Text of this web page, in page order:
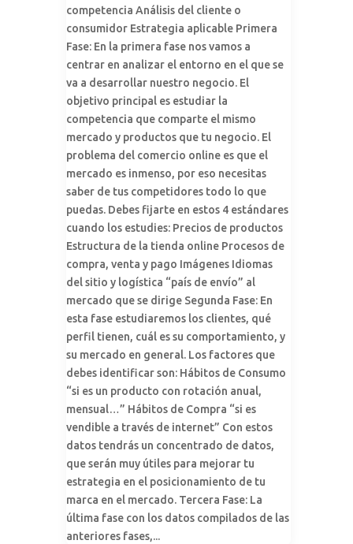
competencia Análisis del cliente o
consumidor Estrategia aplicable Primera
Fase: En la primera fase nos vamos a
centrar en analizar el entorno en el que se
va a desarrollar nuestro negocio. El
objetivo principal es estudiar la
competencia que comparte el mismo
mercado y productos que tu negocio. El
problema del comercio online es que el
mercado es inmenso, por eso necesitas
saber de tus competidores todo lo que
puedas. Debes fijarte en estos 4 estándares
cuando los estudies: Precios de productos
Estructura de la tienda online Procesos de
compra, venta y pago Imágenes Idiomas
del sitio y logística “país de envío” al
mercado que se dirige Segunda Fase: En
esta fase estudiaremos los clientes, qué
perfil tienen, cuál es su comportamiento, y
su mercado en general. Los factores que
debes identificar son: Hábitos de Consumo
“si es un producto con rotación anual,
mensual…” Hábitos de Compra “si es
vendible a través de internet” Con estos
datos tendrás un concentrado de datos,
que serán muy útiles para mejorar tu
estrategia en el posicionamiento de tu
marca en el mercado. Tercera Fase: La
última fase con los datos compilados de las
anteriores fases,...